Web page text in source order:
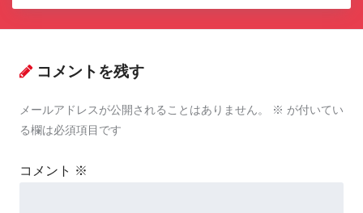
コメントを残す
メールアドレスが公開されることはありません。 ※ が付いてい
る欄は必須項目です
コメント ※